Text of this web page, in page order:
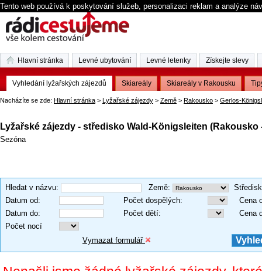
Tento web používá k poskytování služeb, personalizaci reklam a analýze
Nacházíte se zde: Hlavní stránka > Lyžařské zájezdy > Země > Rakousko > Gerlos-
Lyžařské zájezdy - středisko Wald-Königsleiten
Sezóna
Hledat v názvu: Země:
Datum od: Počet dospělých:
Cena
Datum do: Počet dětí:
Cena
Počet nocí
Vymazat formulář
Hlavní stránka Levné ubytování Levné letenky Získejte slevy
Vyhledání lyžařských zájezdů Skiareály Skiareály v Rakousku